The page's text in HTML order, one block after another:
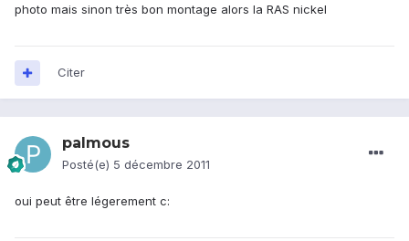
photo mais sinon très bon montage alors la RAS nickel
Citer
palmous
Posté(e) 5 décembre 2011
oui peut être légerement c: